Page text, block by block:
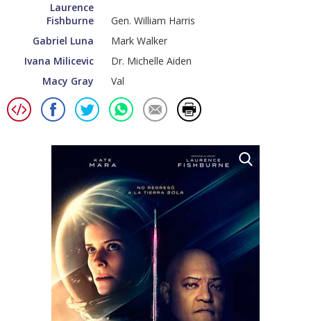
Laurence
Fishburne
Gen. William Harris
Gabriel Luna
Mark Walker
Ivana Milicevic
Dr. Michelle Aiden
Macy Gray
Val